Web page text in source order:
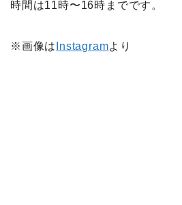
時間は11時〜16時までです。
※画像は Instagramより